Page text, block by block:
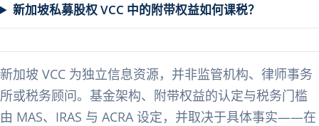
新加坡私募股权 VCC 中的附带权益如何课税？
新加坡 VCC 为独立信息资源，并非监管机构、律师事务
所或税务顾问。基金架构、附带权益的认定与税务门槛
由 MAS、IRAS 与 ACRA 设定，并取决于具体事实——在